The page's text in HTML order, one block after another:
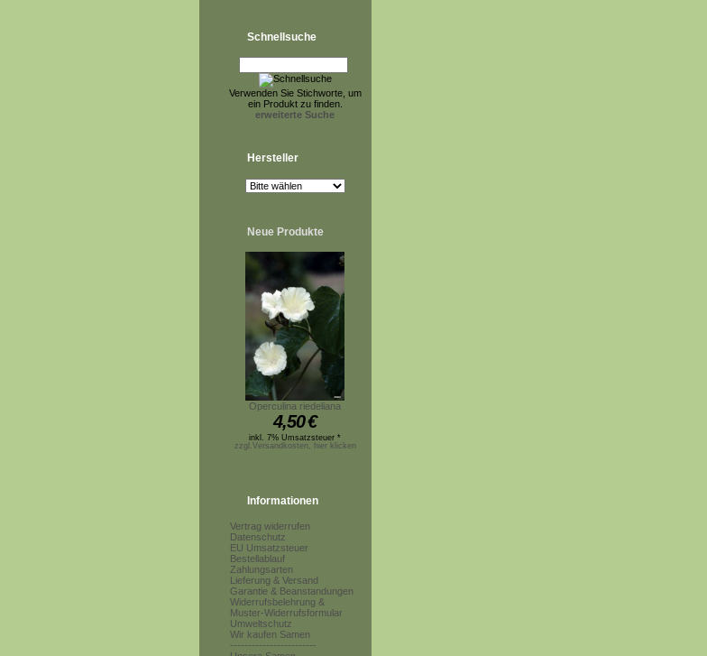
Schnellsuche
Verwenden Sie Stichworte, um
ein Produkt zu finden.
erweiterte Suche
Hersteller
Neue Produkte
Operculina riedeliana
4,50€
inkl. 7% Umsatzsteuer *
zzgl.Versandkosten, hier klicken
Informationen
Vertrag widerrufen
Datenschutz
EU Umsatzsteuer
Bestellablauf
Zahlungsarten
Lieferung & Versand
Garantie & Beanstandungen
Widerrufsbelehrung &
Muster-Widerrufsformular
Umweltschutz
Wir kaufen Samen
------------------------